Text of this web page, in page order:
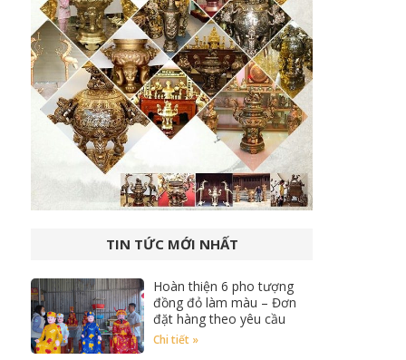
TIN TỨC MỚI NHẤT
Hoàn thiện 6 pho tượng
đồng đỏ làm màu – Đơn
đặt hàng theo yêu cầu
Chi tiết »